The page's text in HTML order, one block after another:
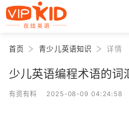
首页 青少儿英语知识 详情
少儿英语编程术语的词
有资有料 2025-08-09 04:24:58